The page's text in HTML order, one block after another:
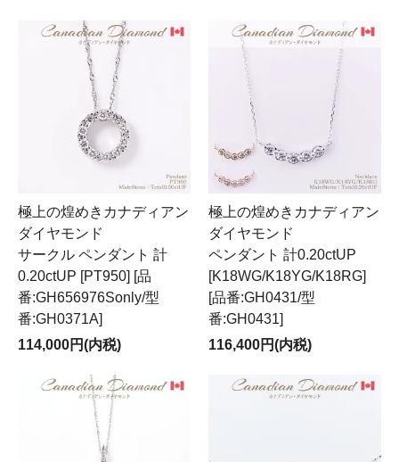
極上の煌めきカナディアン
ダイヤモンド
サークル ペンダント 計
0.20ctUP [PT950] [品
番:GH656976Sonly/型
番:GH0371A]
114,000円(内税)
極上の煌めきカナディアン
ダイヤモンド
ペンダント 計0.20ctUP
[K18WG/K18YG/K18RG]
[品番:GH0431/型
番:GH0431]
116,400円(内税)